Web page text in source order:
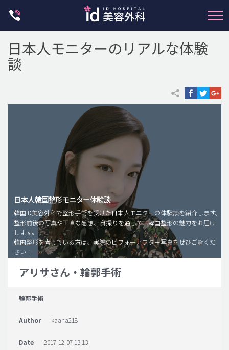
脂肪注入(アンチエイジング)
豊胸手術・バストアップ
プチ整形
脂肪吸引 (大容量)
idニュース
病院紹介
日本人モニターのリアルな体験
談
日本人韓国整形モニター体験談
韓国ID美容外科で整形手術を受けた日本人モニターの体験談を紹介します。
整形前後の写真や正直な感想、自撮りを通じて、韓国整形の魅力をお届け
します。
韓国整形を考えている方は、実際のビフォーアフター写真をぜひご覧くだ
さい！
アリサさん・輪郭手術
輪郭手術
Author kaana218
Date 2017-12-07 13:13